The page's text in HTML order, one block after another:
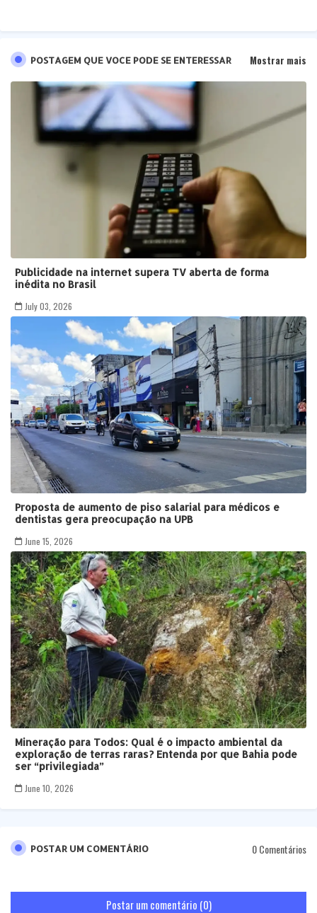
POSTAGEM QUE VOCE PODE SE ENTERESSAR Mostrar mais
Publicidade na internet supera TV aberta de forma
inédita no Brasil
July 03, 2026
Proposta de aumento de piso salarial para médicos e
dentistas gera preocupação na UPB
June 15, 2026
Mineração para Todos: Qual é o impacto ambiental da
exploração de terras raras? Entenda por que Bahia pode
ser “privilegiada”
June 10, 2026
POSTAR UM COMENTÁRIO 0 Comentários
Postar um comentário (0)